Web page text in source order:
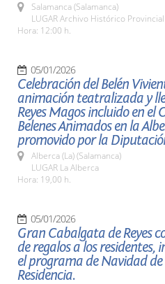
Salamanca (Salamanca)
LUGAR Archivo Histórico
Hora: 12:00 h.
05/01/2026
Celebración del Belén
animación teatralizada y
Reyes Magos incluido en el
Belenes Animados en la
promovido por la
Alberca (La) (Salamanca)
LUGAR La Alberca
Hora: 19,00 h.
05/01/2026
Gran Cabalgata de Reyes
de regalos a los residentes,
el programa de Navidad de
Residencia.